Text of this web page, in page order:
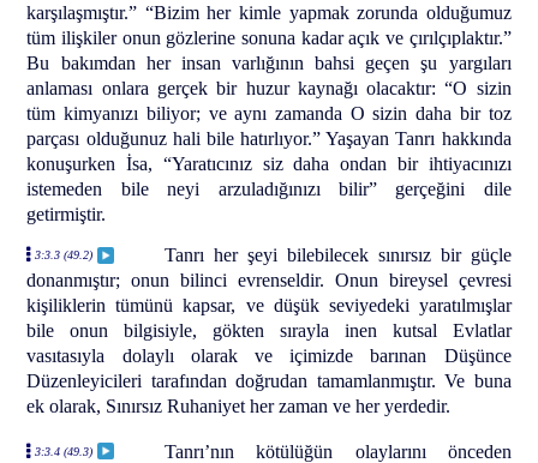
karşılaşmıştır.” “Bizim her kimle yapmak zorunda olduğumuz
tüm ilişkiler onun gözlerine sonuna kadar açık ve çırılçıplaktır.”
Bu bakımdan her insan varlığının bahsi geçen şu yargıları
anlaması onlara gerçek bir huzur kaynağı olacaktır: “O sizin
tüm kimyanızı biliyor; ve aynı zamanda O sizin daha bir toz
parçası olduğunuz hali bile hatırlıyor.” Yaşayan Tanrı hakkında
konuşurken İsa, “Yaratıcınız siz daha ondan bir ihtiyacınızı
istemeden bile neyi arzuladığınızı bilir” gerçeğini dile
getirmiştir.
3:3.3 (49.2)
Tanrı her şeyi bilebilecek sınırsız bir güçle
donanmıştır; onun bilinci evrenseldir. Onun bireysel çevresi
kişiliklerin tümünü kapsar, ve düşük seviyedeki yaratılmışlar
bile onun bilgisiyle, gökten sırayla inen kutsal Evlatlar
vasıtasıyla dolaylı olarak ve içimizde barınan Düşünce
Düzenleyicileri tarafından doğrudan tamamlanmıştır. Ve buna
ek olarak, Sınırsız Ruhaniyet her zaman ve her yerdedir.
3:3.4 (49.3)
Tanrı’nın kötülüğün olaylarını önceden